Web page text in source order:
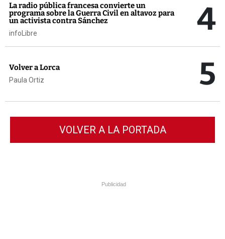
La radio pública francesa convierte un
programa sobre la Guerra Civil en altavoz para
un activista contra Sánchez
infoLibre 4
Volver a Lorca
Paula Ortiz 5
VOLVER A LA PORTADA
Publicidad